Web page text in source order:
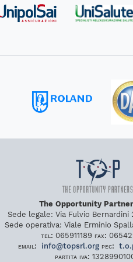
The Opportunity
Sede legale: Via Fulvio Bernardini
Sede operativa: Viale Erminio
tel: 065911189 fax:
email:
info@topsrl.org pec: t.o.
partita iva: